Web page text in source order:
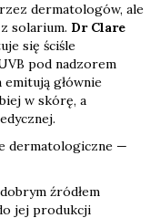
dermatologów, ale
solarium. Dr Clare
się ściśle
pod nadzorem
głównie
w skórę, a
dermatologiczne —
źródłem
jej produkcji